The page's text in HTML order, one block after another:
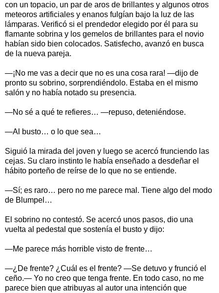
con un topacio, un par de aros de brillantes y algunos otros
meteoros artificiales y enanos fulgían bajo la luz de las
lámparas. Verificó si el prendedor elegido por él para su
flamante sobrina y los gemelos de brillantes para el novio
habían sido bien colocados. Satisfecho, avanzó en busca
de la nueva pareja.
—¡No me vas a decir que no es una cosa rara! —dijo de
pronto su sobrino, sorprendiéndolo. Estaba en el mismo
salón y no había notado su presencia.
—No sé a qué te refieres… —repuso, deteniéndose.
—Al busto… o lo que sea…
Siguió la mirada del joven y luego se acercó frunciendo las
cejas. Su claro instinto le había enseñado a desdeñar el
hábito porteño de reírse de lo que no se entiende.
—Sí; es raro… pero no me parece mal. Tiene algo del modo
de Blumpel…
El sobrino no contestó. Se acercó unos pasos, dio una
vuelta al pedestal que sostenía el busto y dijo:
—Me parece más horrible visto de frente…
—¿De frente? ¿Cuál es el frente? —Se detuvo y frunció el
ceño.— Yo no creo que tenga frente. En todo caso, no me
parece bien que atribuyas al autor una intención que